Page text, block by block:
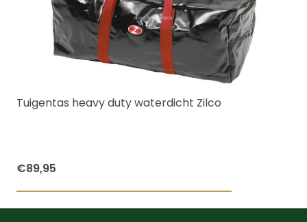
Tuigentas heavy duty waterdicht Zilco
€89,95